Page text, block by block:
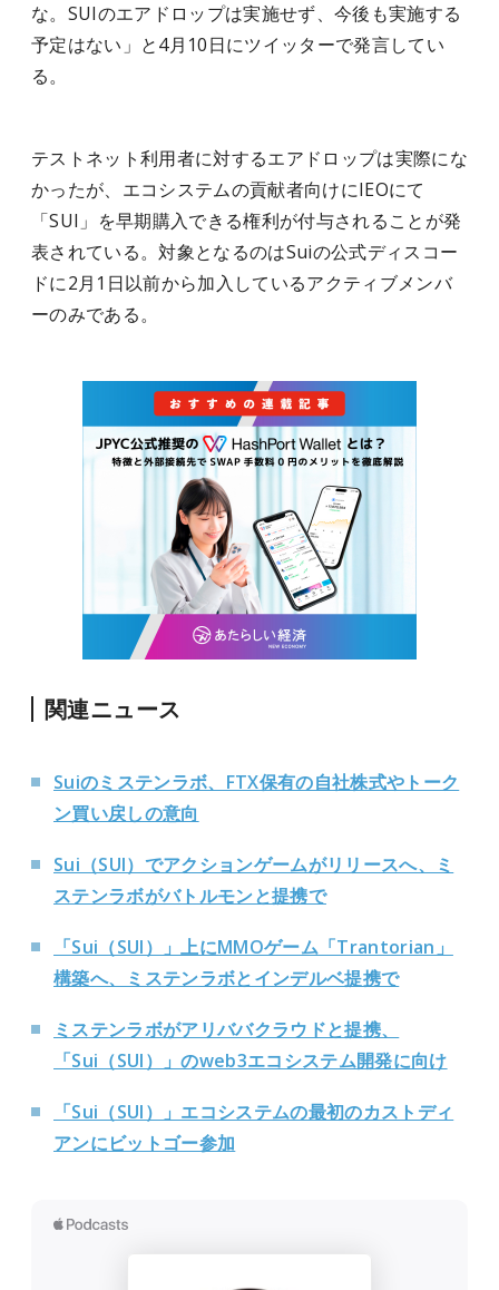
な。SUIのエアドロップは実施せず、今後も実施する
予定はない」と4月10日にツイッターで発言してい
る。
テストネット利用者に対するエアドロップは実際にな
かったが、エコシステムの貢献者向けにIEOにて
「SUI」を早期購入できる権利が付与されることが発
表されている。対象となるのはSuiの公式ディスコー
ドに2月1日以前から加入しているアクティブメンバ
ーのみである。
関連ニュース
Suiのミステンラボ、FTX保有の自社株式やトーク
ン買い戻しの意向
Sui（SUI）でアクションゲームがリリースへ、ミ
ステンラボがバトルモンと提携で
「Sui（SUI）」上にMMOゲーム「Trantorian」
構築へ、ミステンラボとインデルベ提携で
ミステンラボがアリババクラウドと提携、
「Sui（SUI）」のweb3エコシステム開発に向け
「Sui（SUI）」エコシステムの最初のカストディ
アンにビットゴー参加